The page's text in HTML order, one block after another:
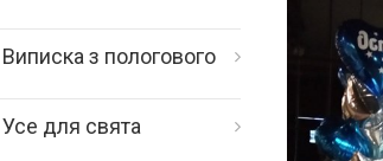
Виписка з пологового
Усе для свята